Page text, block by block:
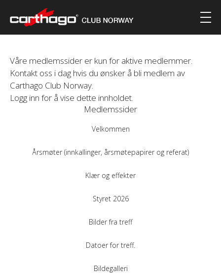
Våre medlemssider er kun for aktive medlemmer.
Kontakt oss i dag hvis du ønsker å bli medlem av
Carthago Club Norway.
Logg inn for å vise dette innholdet.
Medlemssider
Velkommen
Årsmøter (innkallinger, årsmøtepapirer og referat)
Klær og effekter
Styret 2026
Bilder fra treff
Datoer for treff.
Bildegalleri